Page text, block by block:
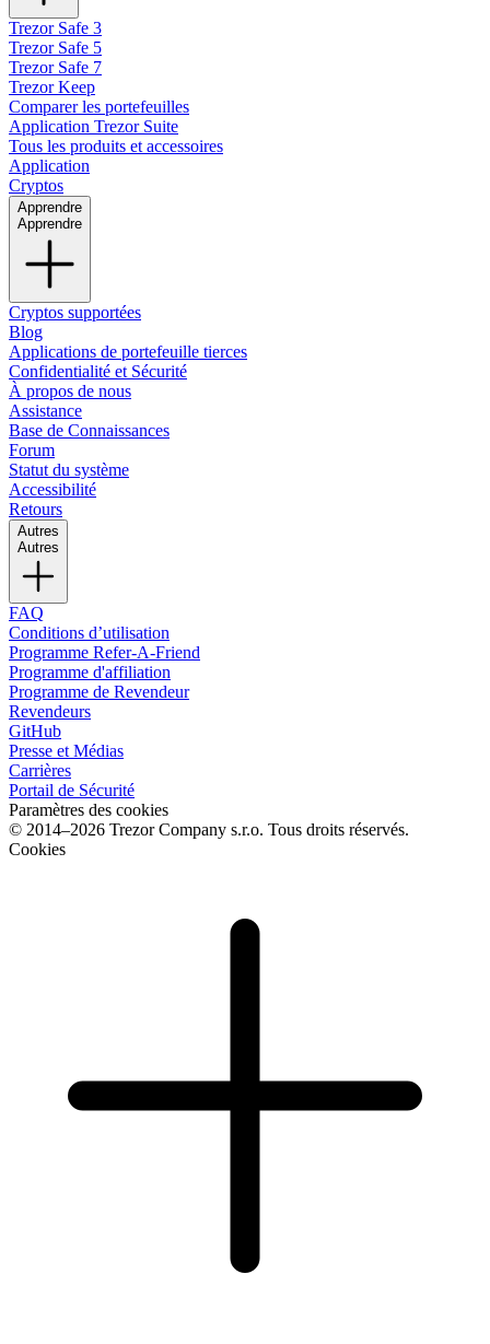
Trezor Safe 3
Trezor Safe 5
Trezor Safe 7
Trezor Keep
Comparer les portefeuilles
Application Trezor Suite
Tous les produits et accessoires
Application
Cryptos
Apprendre
Apprendre
Cryptos supportées
Blog
Applications de portefeuille tierces
Confidentialité et Sécurité
À propos de nous
Assistance
Base de Connaissances
Forum
Statut du système
Accessibilité
Retours
Autres
Autres
FAQ
Conditions d’utilisation
Programme Refer-A-Friend
Programme d'affiliation
Programme de Revendeur
Revendeurs
GitHub
Presse et Médias
Carrières
Portail de Sécurité
Paramètres des cookies
© 2014–2026 Trezor Company s.r.o. Tous droits réservés.
Cookies